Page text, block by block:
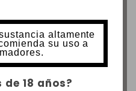
altamente
su uso a
18 años?